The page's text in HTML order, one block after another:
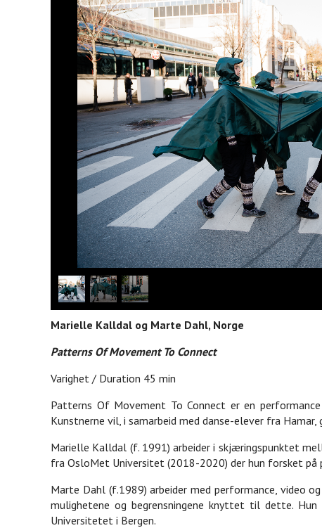
Marielle Kalldal og Marte Dahl, Norge
Patterns Of Movement To Connect
Varighet / Duration 45 min
Patterns Of Movement To Connect er en
Kunstnerne vil, i samarbeid med danse-elever fra
Marielle Kalldal (f. 1991) arbeider i skjæringspunktet
fra OsloMet Universitet (2018-2020) der hun forsket
Marte Dahl (f.1989) arbeider med performance, video
mulighetene og begrensningene knyttet til dette.
Universitetet i Bergen.